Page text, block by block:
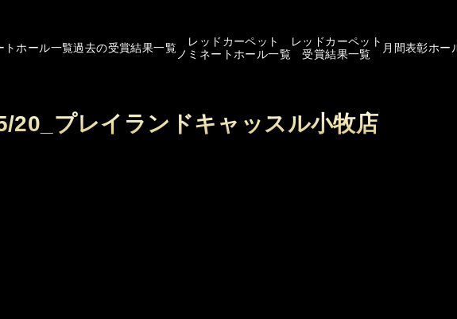
トホール一覧過去の受賞結果一覧
レッドカーペット
ノミネートホール一覧
レッドカーペット
受賞結果一覧
月間表彰ホー
20_プレイランドキャッスル小牧店